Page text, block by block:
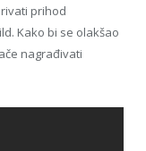
​​prihod
Kako bi se olakšao
nagrađivati